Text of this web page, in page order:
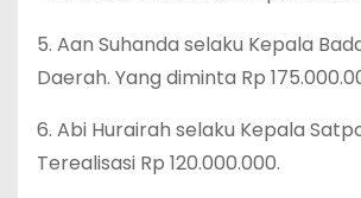
5. Aan Suhanda selaku Kepala
Daerah. Yang diminta Rp
6. Abi Hurairah selaku Kepala
Terealisasi Rp 120.000.000.